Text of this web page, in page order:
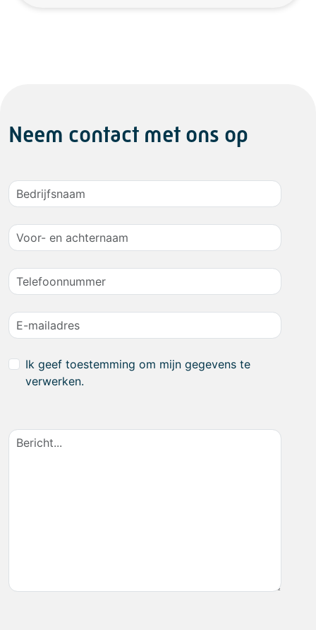
Neem contact met ons op
Ik geef toestemming om mijn gegevens te
verwerken.